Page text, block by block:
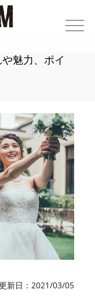
魅力、ポイ
新日：2021/03/05